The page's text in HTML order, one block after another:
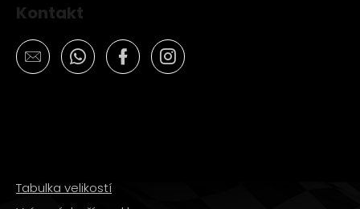
Kontakt
Tabulka velikostí